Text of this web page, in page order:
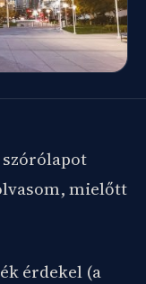
szórólapot
mielőtt
érdekel (a